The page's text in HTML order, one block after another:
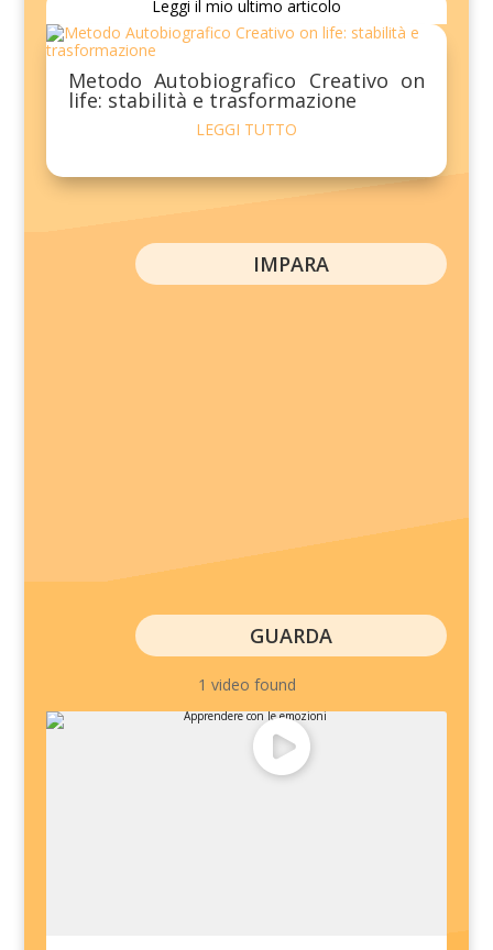
Leggi il mio ultimo articolo
Metodo Autobiografico Creativo on
life: stabilità e trasformazione
LEGGI TUTTO
IMPARA
GUARDA
1 video found